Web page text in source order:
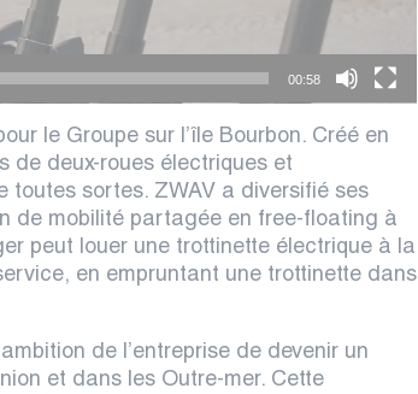
00:58
le Groupe sur l’île Bourbon. Créé en
de deux-roues électriques et
toutes sortes. ZWAV a diversifié ses
de mobilité partagée en free-floating à
peut louer une trottinette électrique à la
en empruntant une trottinette dans
de l’entreprise de devenir un
et dans les Outre-mer. Cette